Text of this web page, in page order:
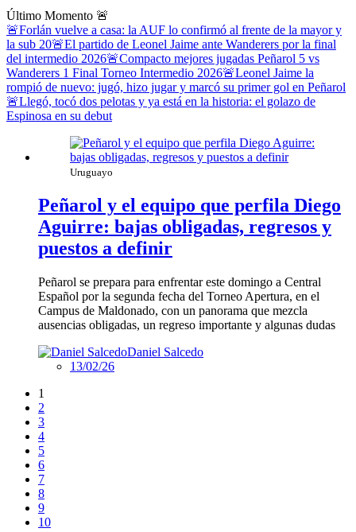
Último Momento 🚨
🚨Forlán vuelve a casa: la AUF lo confirmó al frente de la mayor y
la sub 20🚨El partido de Leonel Jaime ante Wanderers por la final
del intermedio 2026🚨Compacto mejores jugadas Peñarol 5 vs
Wanderers 1 Final Torneo Intermedio 2026🚨Leonel Jaime la
rompió de nuevo: jugó, hizo jugar y marcó su primer gol en Peñarol
🚨Llegó, tocó dos pelotas y ya está en la historia: el golazo de
Espinosa en su debut
Uruguayo
Peñarol y el equipo que perfila Diego
Aguirre: bajas obligadas, regresos y
puestos a definir
Peñarol se prepara para enfrentar este domingo a Central
Español por la segunda fecha del Torneo Apertura, en el
Campus de Maldonado, con un panorama que mezcla
ausencias obligadas, un regreso importante y algunas dudas
Daniel Salcedo
13/02/26
1
2
3
4
5
6
7
8
9
10